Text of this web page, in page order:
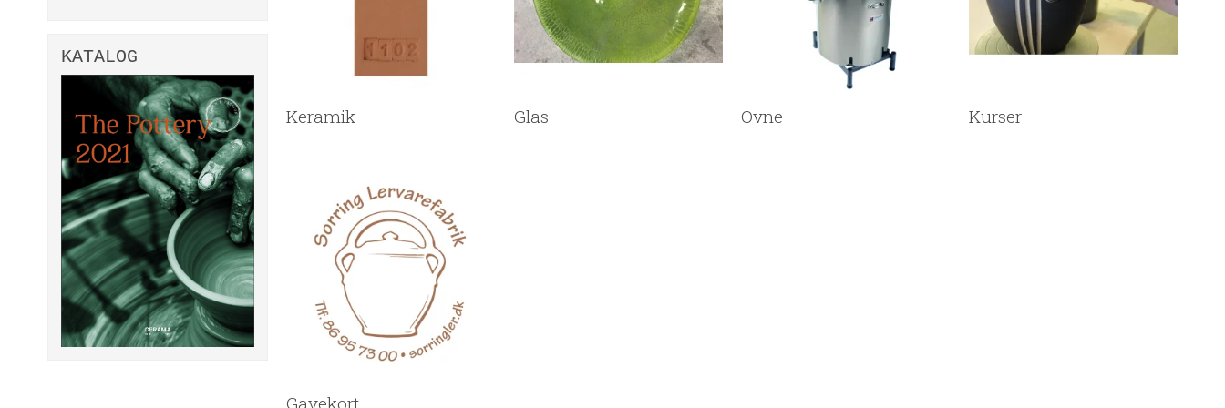
KATALOG
Keramik Glas Ovne Kurser
Gavekort